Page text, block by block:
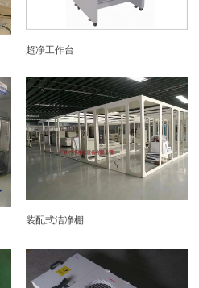
超净工作台
装配式洁净棚